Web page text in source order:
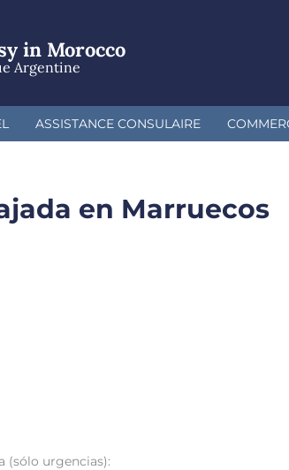
in Morocco
Argentine
ASSISTANCE CONSULAIRE
en Marruecos
(sólo urgencias):